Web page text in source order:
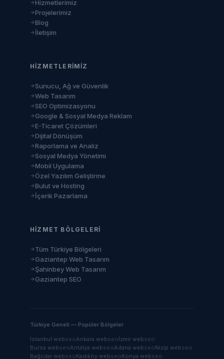
Hizmetlerimiz
Projelerimiz
Blog
İletişim
HIZMETLERIMIZ
Sunucu, Ağ ve Güvenlik
Web Tasarım
SEO Optimizasyonu
Google & Sosyal Medya Reklam
E-Ticaret Çözümleri
Dijital Dönüşüm
Raporlama ve Analiz
Sosyal Medya Yönetimi
Mobil Uygulama
Özel Yazılım Geliştirme
Bulut ve Hosting
İçerik Pazarlama
HIZMET BÖLGELERI
Tüm Türkiye Bölgeleri
Gaziantep Web Tasarım
Şahinbey Web Tasarım
Gaziantep SEO
Türkiye Geneli — Popüler Bölgeler
İstanbul webseoAnkara webseoİzmir webseo
Bursa webseoAntalya webseoAdana webseoNizip webseo
Bağcılar webseoKadıköy webseoKonya webseo